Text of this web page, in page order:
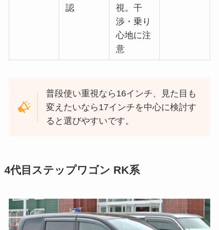
認
視。干
渉・乗り
心地に注
意
普段使い重視なら16インチ、見た目も
変えたいなら17インチを中心に検討す
ると選びやすいです。
4代目ステップワゴン RK系